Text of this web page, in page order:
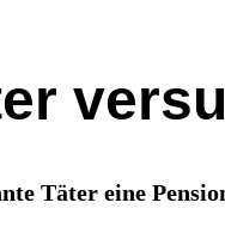
Täter eine